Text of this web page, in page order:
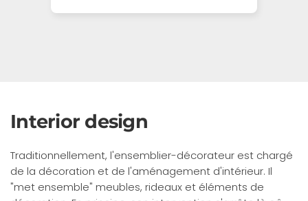
Interior design
Traditionnellement, l'ensemblier-décorateur est chargé
de la décoration et de l'aménagement d'intérieur. Il
"met ensemble" meubles, rideaux et éléments de